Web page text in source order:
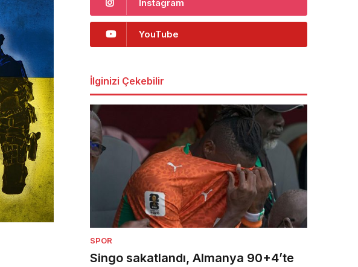
Instagram
YouTube
İlginizi Çekebilir
SPOR
Singo sakatlandı, Almanya 90+4’te